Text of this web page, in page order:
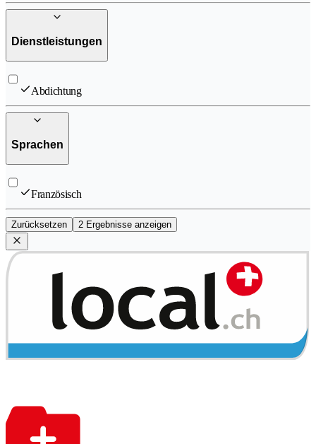
Dienstleistungen
Abdichtung
Sprachen
Französisch
Zurücksetzen 2 Ergebnisse anzeigen